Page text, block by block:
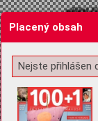
Žádost o
Placený obsah
Nejste přihlášen